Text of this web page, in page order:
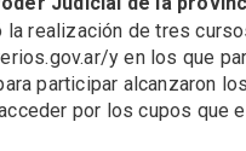
la realización de tres
y en los que
participar alcanzaron
por los cupos que